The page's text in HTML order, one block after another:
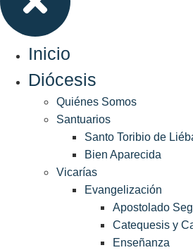
Inicio
Diócesis
Quiénes Somos
Santuarios
Santo Toribio de
Bien Aparecida
Vicarías
Evangelización
Apostolado
Catequesis y
Enseñanza